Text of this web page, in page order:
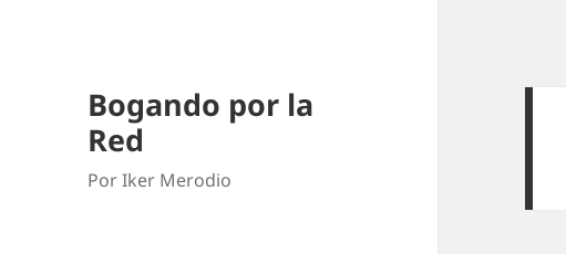
Bogando por la
Red
Por Iker Merodio